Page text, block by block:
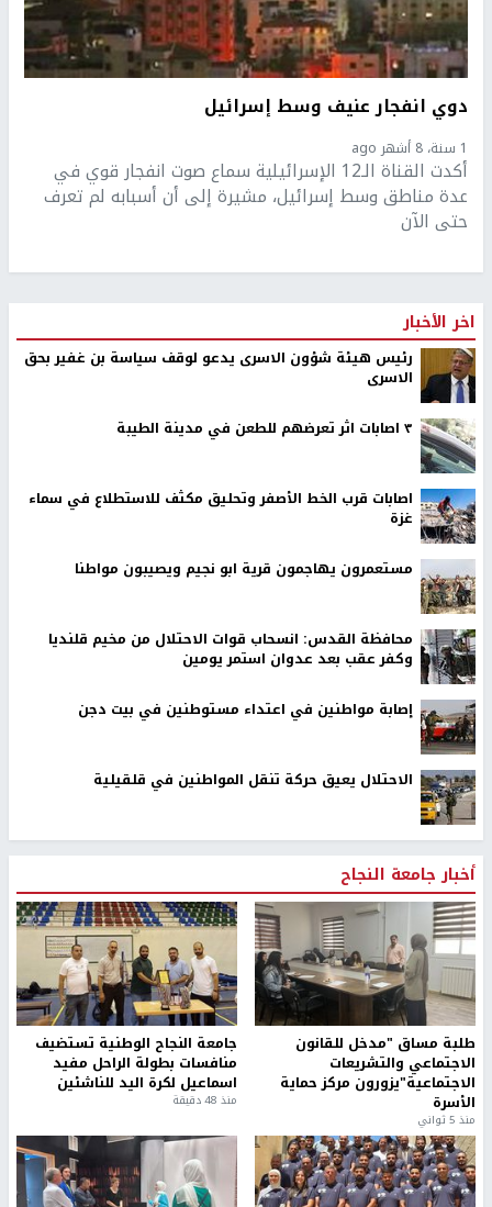
دوي انفجار عنيف وسط إسرائيل
1 سنة، 8 أشهر ago
أكدت القناة الـ12 الإسرائيلية سماع صوت انفجار قوي في
عدة مناطق وسط إسرائيل، مشيرة إلى أن أسبابه لم تعرف
حتى الآن
اخر الأخبار
رئيس هيئة شؤون الاسرى يدعو لوقف سياسة بن غفير بحق
الاسرى
٣ اصابات اثر تعرضهم للطعن في مدينة الطيبة
اصابات قرب الخط الأصفر وتحليق مكثف للاستطلاع في سماء
غزة
مستعمرون يهاجمون قرية ابو نجيم ويصيبون مواطنا
محافظة القدس: انسحاب قوات الاحتلال من مخيم قلنديا
وكفر عقب بعد عدوان استمر يومين
إصابة مواطنين في اعتداء مستوطنين في بيت دجن
الاحتلال يعيق حركة تنقل المواطنين في قلقيلية
أخبار جامعة النجاح
طلبة مساق "مدخل للقانون
الاجتماعي والتشريعات
الاجتماعية"يزورون مركز حماية
الأسرة
منذ 5 ثواني
جامعة النجاح الوطنية تستضيف
منافسات بطولة الراحل مفيد
اسماعيل لكرة اليد للناشئين
منذ 48 دقيقة